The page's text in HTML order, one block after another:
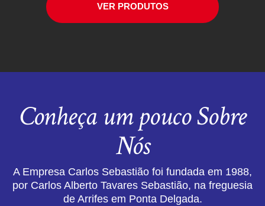
VER PRODUTOS
Conheça um pouco Sobre
Nós
A Empresa Carlos Sebastião foi fundada em 1988,
por Carlos Alberto Tavares Sebastião, na freguesia
de Arrifes em Ponta Delgada.